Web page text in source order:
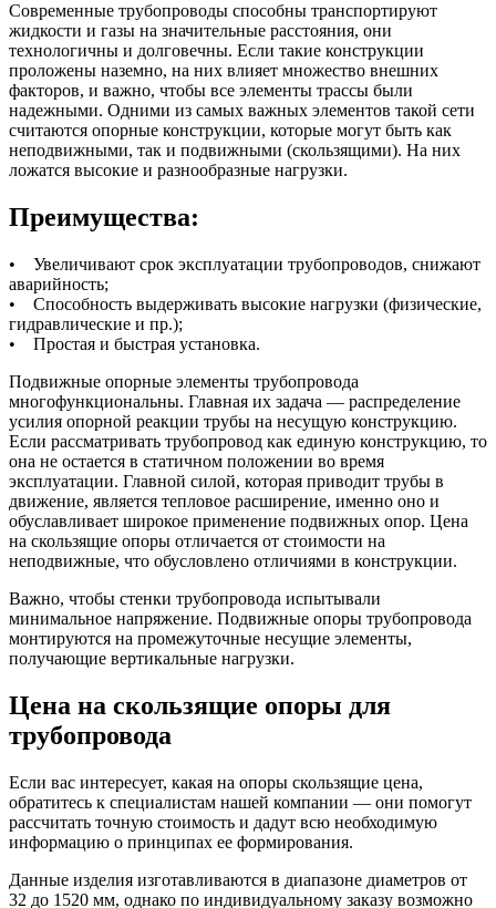
Современные трубопроводы способны транспортируют
жидкости и газы на значительные расстояния, они
технологичны и долговечны. Если такие конструкции
проложены наземно, на них влияет множество внешних
факторов, и важно, чтобы все элементы трассы были
надежными. Одними из самых важных элементов такой сети
считаются опорные конструкции, которые могут быть как
неподвижными, так и подвижными (скользящими). На них
ложатся высокие и разнообразные нагрузки.
Преимущества:
• Увеличивают срок эксплуатации трубопроводов, снижают
аварийность;
• Способность выдерживать высокие нагрузки (физические,
гидравлические и пр.);
• Простая и быстрая установка.
Подвижные опорные элементы трубопровода
многофункциональны. Главная их задача — распределение
усилия опорной реакции трубы на несущую конструкцию.
Если рассматривать трубопровод как единую конструкцию, то
она не остается в статичном положении во время
эксплуатации. Главной силой, которая приводит трубы в
движение, является тепловое расширение, именно оно и
обуславливает широкое применение подвижных опор. Цена
на скользящие опоры отличается от стоимости на
неподвижные, что обусловлено отличиями в конструкции.
Важно, чтобы стенки трубопровода испытывали
минимальное напряжение. Подвижные опоры трубопровода
монтируются на промежуточные несущие элементы,
получающие вертикальные нагрузки.
Цена на скользящие опоры для
трубопровода
Если вас интересует, какая на опоры скользящие цена,
обратитесь к специалистам нашей компании — они помогут
рассчитать точную стоимость и дадут всю необходимую
информацию о принципах ее формирования.
Данные изделия изготавливаются в диапазоне диаметров от
32 до 1520 мм, однако по индивидуальному заказу возможно